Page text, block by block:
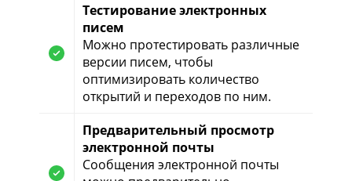
Тестирование электронных
писем
Можно протестировать различные
версии писем, чтобы
оптимизировать количество
открытий и переходов по ним.
Предварительный просмотр
электронной почты
Сообщения электронной почты